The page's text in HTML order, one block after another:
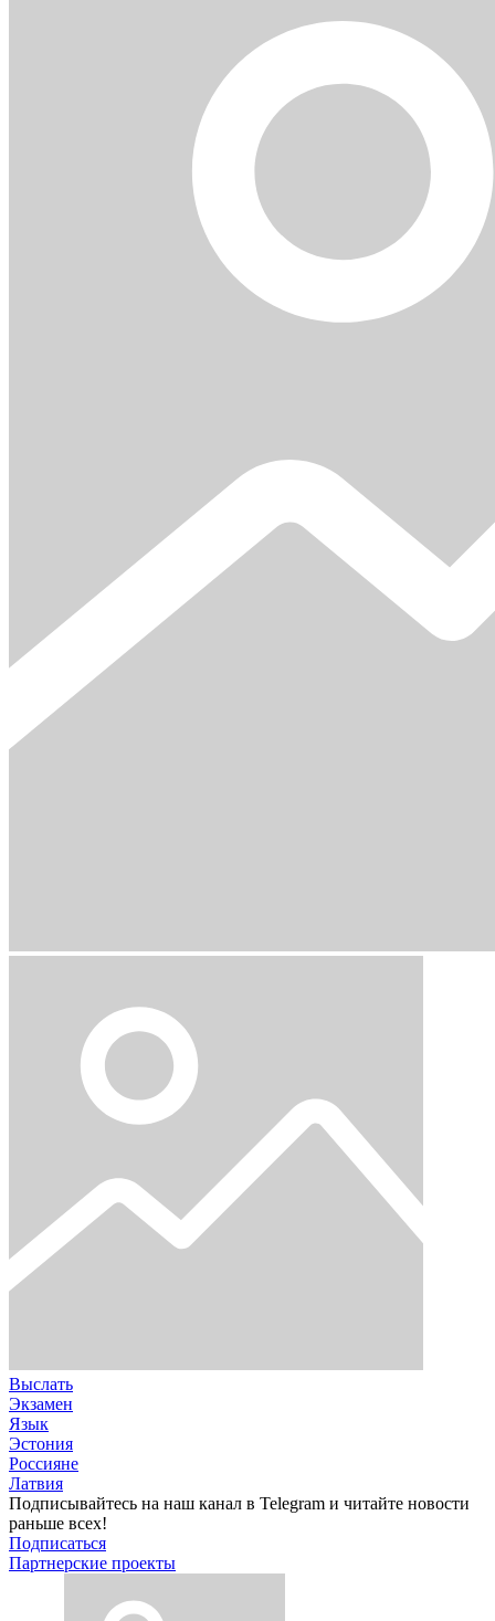
Выслать
Экзамен
Язык
Эстония
Россияне
Латвия
Подписывайтесь на наш канал в Telegram и читайте новости
раньше всех!
Подписаться
Партнерские проекты